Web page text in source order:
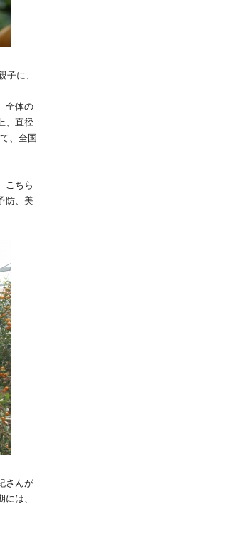
に、
全体の
、直径
、全国
こちら
防、美
さんが
は、